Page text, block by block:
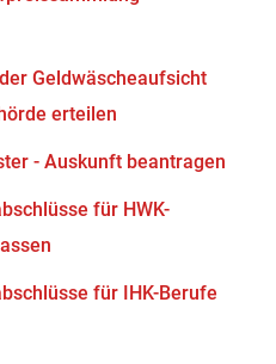
Geldwäscheaufsicht
erteilen
- Auskunft beantragen
für HWK-
für IHK-Berufe